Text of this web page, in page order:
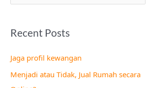
e
r
h
f
Recent Posts
Jaga profil kewangan
Menjadi atau Tidak, Jual Rumah secara